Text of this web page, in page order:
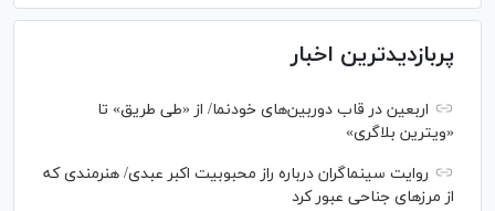
پربازدیدترین اخبار
اربعین در قاب دوربین‌های خودنما/ از «طی طریق» تا
«ویترین بلاگری»
روایت سینماگران درباره راز محبوبیت اکبر عبدی/ هنرمندی که
از مرزهای جناحی عبور کرد